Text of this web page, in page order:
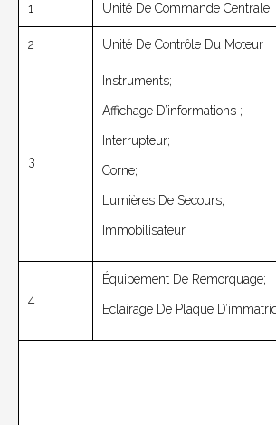
1 Unité De Commande Centrale
2 Unité De Contrôle Du Moteur
3
Instruments;
Affichage D’informations ;
Interrupteur;
Corne;
Lumières De Secours;
Immobilisateur.
4
Équipement De Remorquage;
Eclairage De Plaque